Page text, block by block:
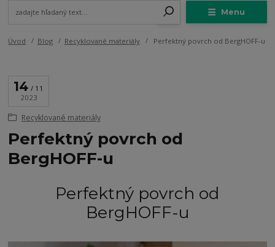
Menu
Úvod Blog Recyklované materiály Perfektný povrch od BergHOFF-u
14
11
2023
Recyklované materiály
Perfektný povrch od
BergHOFF-u
Perfektný povrch od
BergHOFF-u